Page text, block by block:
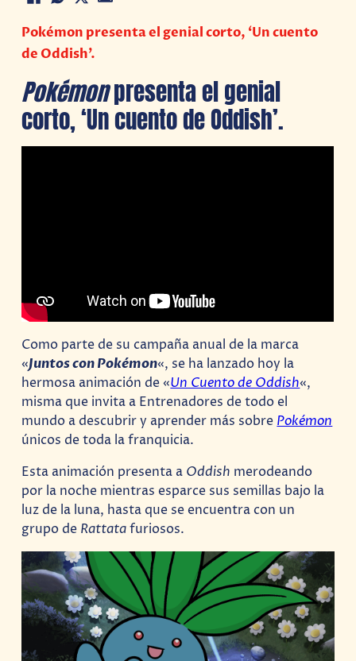
Pokémon presenta el genial corto, ‘Un cuento
de Oddish’.
Pokémonpresenta el genial
corto, ‘Un cuento de Oddish’.
Como parte de su campaña anual de la marca
«Juntos con Pokémon«, se ha lanzado hoy la
hermosa animación de «Un Cuento de Oddish«,
misma que invita a Entrenadores de todo el
mundo a descubrir y aprender más sobre Pokémon
únicos de toda la franquicia.
Esta animación presenta a Oddish merodeando
por la noche mientras esparce sus semillas bajo la
luz de la luna, hasta que se encuentra con un
grupo de Rattatafuriosos.